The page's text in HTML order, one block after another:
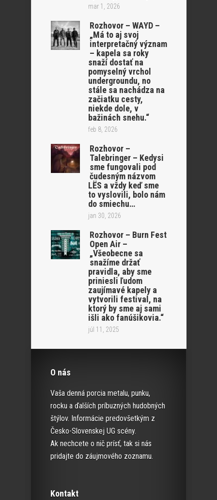
mar 1, 2026
Rozhovor – WAYD –
„Má to aj svoj
interpretačný význam
– kapela sa roky
snaží dostať na
pomyselný vrchol
undergroundu, no
stále sa nachádza na
začiatku cesty,
niekde dole, v
bažinách snehu.“
feb 8, 2026
Rozhovor –
Talebringer – Kedysi
sme fungovali pod
čudesným názvom
LËS a vždy keď sme
to vyslovili, bolo nám
do smiechu…
jan 30, 2026
Rozhovor – Burn Fest
Open Air –
„Všeobecne sa
snažíme držať
pravidla, aby sme
priniesli ľudom
zaujímavé kapely a
vytvorili festival, na
ktorý by sme aj sami
išli ako fanúšikovia.“
júl 11, 2025
O nás
Vaša denná porcia metalu, punku,
rocku a ďalších príbuzných hudobných
štýlov. Informácie predovšetkým z
Česko-Slovenskej UG scény.
Ak nechcete o nič prísť, tak si nás
pridajte do záujmového zoznamu.
Kontakt